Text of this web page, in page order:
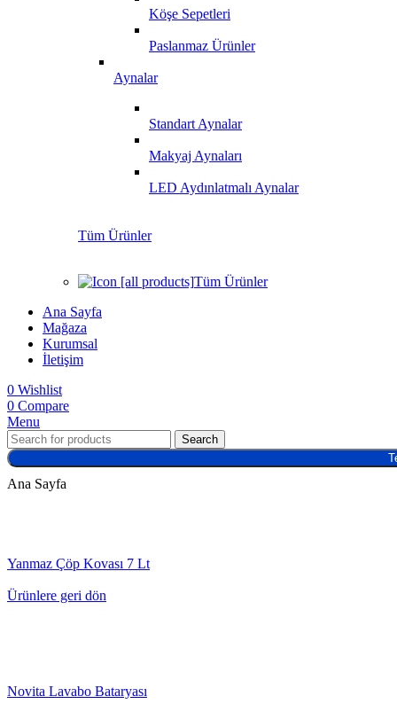
Köşe Sepetleri
Paslanmaz Ürünler
Aynalar
Standart Aynalar
Makyaj Aynaları
LED Aydınlatmalı Aynalar
Tüm Ürünler
Tüm Ürünler
Ana Sayfa
Mağaza
Kurumsal
İletişim
0 Wishlist
0 Compare
Menu
Search
Ana Sayfa
Yanmaz Çöp Kovası 7 Lt
Ürünlere geri dön
Novita Lavabo Bataryası